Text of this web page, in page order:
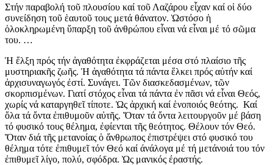
Στήν παραβολή τοῦ πλουσίου καί τοῦ Λαζάρου εἶχαν καί οἱ δύο
συνείδηση τοῦ ἑαυτοῦ τους μετά θάνατον. Ὡστόσο ἡ
ὁλοκληρωμένη ὕπαρξη τοῦ ἀνθρώπου εἶναι νά εἶναι μέ τό σῶμα
του. …
Ἡ ἕλξη πρός τήν ἀγαθότητα ἐκφράζεται μέσα στό πλαίσιο τῆς
μυστηριακῆς ζωῆς. Ἡ ἀγαθότητα τά πάντα ἕλκει πρός αὐτήν καί
ἀρχισυναγωγός ἐστί. Συνάγει. Τῶν διασκεδασμένων, τῶν
σκορπισμένων. Γιατί στόχος εἶναι τά πάντα ἐν πᾶσι νά εἶναι Θεός,
χωρίς νά καταργηθεῖ τίποτε. Ὡς ἀρχική καί ἑνοποιός θεότης. Καί
ὅλα τά ὄντα ἐπιθυμοῦν αὐτῆς. Ὅταν τά ὄντα λειτουργοῦν μέ βάση
τό φυσικό τους θέλημα, ἐφίενται τῆς θεότητος. Θέλουν τόν Θεό.
Ὅταν διά τῆς μετανοίας ὁ ἄνθρωπος ἐπιστρέψει στό φυσικό του
θέλημα τότε ἐπιθυμεῖ τόν Θεό καί άνάλογα μέ τή μετάνοιά του τόν
ἐπιθυμεῖ λίγο, πολύ, σφόδρα. Ὡς μανικός έραστής.